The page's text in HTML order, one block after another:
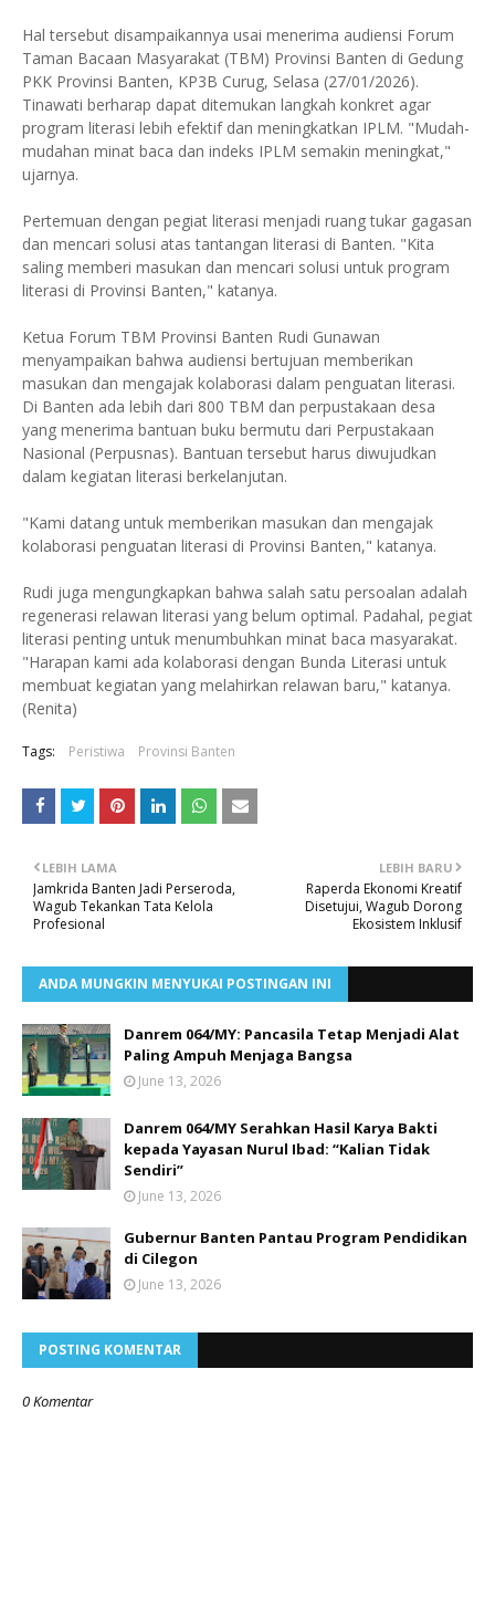
Hal tersebut disampaikannya usai menerima audiensi Forum
Taman Bacaan Masyarakat (TBM) Provinsi Banten di Gedung
PKK Provinsi Banten, KP3B Curug, Selasa (27/01/2026).
Tinawati berharap dapat ditemukan langkah konkret agar
program literasi lebih efektif dan meningkatkan IPLM. "Mudah-
mudahan minat baca dan indeks IPLM semakin meningkat,"
ujarnya.
Pertemuan dengan pegiat literasi menjadi ruang tukar gagasan
dan mencari solusi atas tantangan literasi di Banten. "Kita
saling memberi masukan dan mencari solusi untuk program
literasi di Provinsi Banten," katanya.
Ketua Forum TBM Provinsi Banten Rudi Gunawan
menyampaikan bahwa audiensi bertujuan memberikan
masukan dan mengajak kolaborasi dalam penguatan literasi.
Di Banten ada lebih dari 800 TBM dan perpustakaan desa
yang menerima bantuan buku bermutu dari Perpustakaan
Nasional (Perpusnas). Bantuan tersebut harus diwujudkan
dalam kegiatan literasi berkelanjutan.
"Kami datang untuk memberikan masukan dan mengajak
kolaborasi penguatan literasi di Provinsi Banten," katanya.
Rudi juga mengungkapkan bahwa salah satu persoalan adalah
regenerasi relawan literasi yang belum optimal. Padahal, pegiat
literasi penting untuk menumbuhkan minat baca masyarakat.
"Harapan kami ada kolaborasi dengan Bunda Literasi untuk
membuat kegiatan yang melahirkan relawan baru," katanya.
(Renita)
Tags: Peristiwa Provinsi Banten
LEBIH BARU
Raperda Ekonomi Kreatif
Disetujui, Wagub Dorong
Ekosistem Inklusif
LEBIH LAMA
Jamkrida Banten Jadi Perseroda,
Wagub Tekankan Tata Kelola
Profesional
ANDA MUNGKIN MENYUKAI POSTINGAN INI
Danrem 064/MY: Pancasila Tetap Menjadi Alat
Paling Ampuh Menjaga Bangsa
June 13, 2026
Danrem 064/MY Serahkan Hasil Karya Bakti
kepada Yayasan Nurul Ibad: “Kalian Tidak
Sendiri”
June 13, 2026
Gubernur Banten Pantau Program Pendidikan
di Cilegon
June 13, 2026
POSTING KOMENTAR
0 Komentar